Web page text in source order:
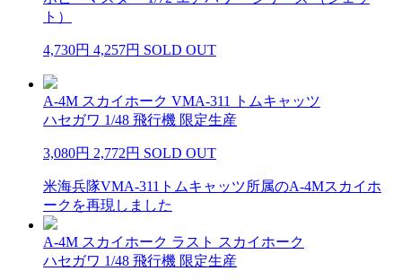
ト）
4,730円 4,257円 SOLD OUT
A-4M スカイホーク VMA-311 トムキャッツ
ハセガワ 1/48 飛行機 限定生産
3,080円 2,772円 SOLD OUT
米海兵隊VMA-311トムキャッツ所属のA-4Mスカイホ
ークを再現しました
A-4M スカイホーク ラスト スカイホーク
ハセガワ 1/48 飛行機 限定生産